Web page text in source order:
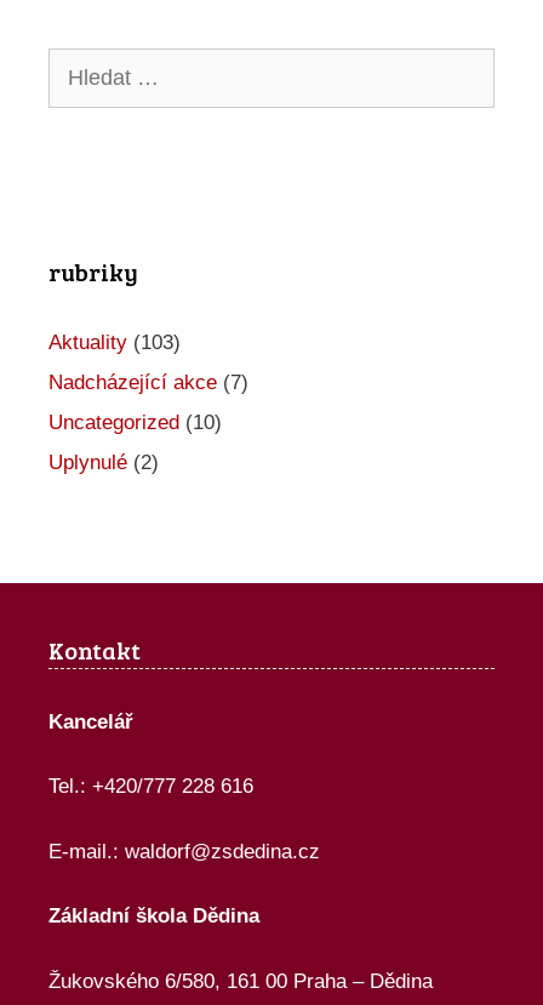
c
e
A
c
e
Hledat:
rubriky
Aktuality (103)
Nadcházející akce (7)
Uncategorized (10)
Uplynulé (2)
Kontakt
Kancelář
Tel.: +420/777 228 616
E-mail.: waldorf@zsdedina.cz
Základní škola Dědina
Žukovského 6/580, 161 00 Praha – Dědina